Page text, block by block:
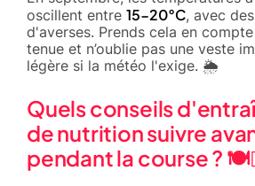
oscillent entre 15-20°C, avec
d'averses. Prends cela en
tenue et n’oublie pas une veste
légère si la météo l'exige. 🌦️
Quels conseils
de nutrition suivre
pendant la course ?